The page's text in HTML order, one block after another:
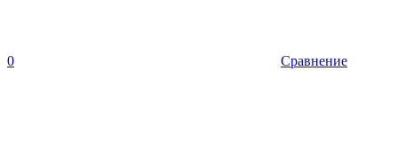
0 Сравнение